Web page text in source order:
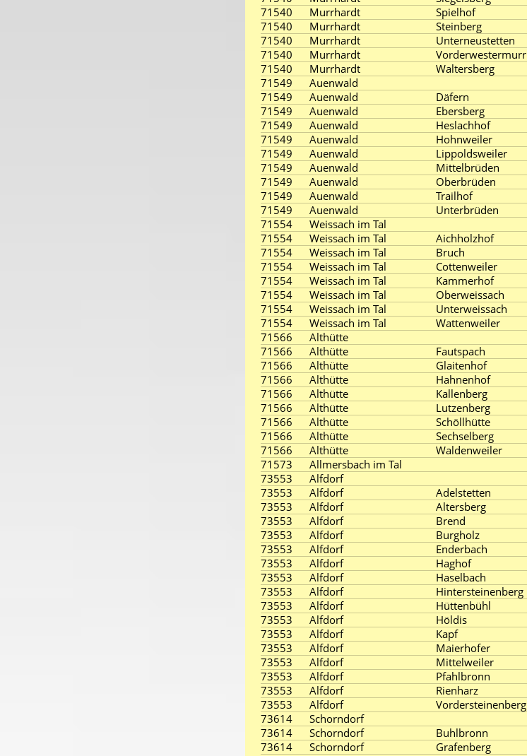
71540
Murrhardt Spielhof
71540
Murrhardt Steinberg
71540
Murrhardt Unterneustetten
71540
Murrhardt Vorderwestermurr
71540
Murrhardt Waltersberg
71549
Auenwald
71549
Auenwald Däfern
71549
Auenwald Ebersberg
71549
Auenwald Heslachhof
71549
Auenwald Hohnweiler
71549
Auenwald Lippoldsweiler
71549
Auenwald Mittelbrüden
71549
Auenwald Oberbrüden
71549
Auenwald Trailhof
71549
Auenwald Unterbrüden
71554
Weissach im Tal
71554
Weissach im Tal Aichholzhof
71554
Weissach im Tal Bruch
71554
Weissach im Tal Cottenweiler
71554
Weissach im Tal Kammerhof
71554
Weissach im Tal Oberweissach
71554
Weissach im Tal Unterweissach
71554
Weissach im Tal Wattenweiler
71566
Althütte
71566
Althütte Fautspach
71566
Althütte Glaitenhof
71566
Althütte Hahnenhof
71566
Althütte Kallenberg
71566
Althütte Lutzenberg
71566
Althütte Schöllhütte
71566
Althütte Sechselberg
71566
Althütte Waldenweiler
71573
Allmersbach im Tal
73553
Alfdorf
73553
Alfdorf Adelstetten
73553
Alfdorf Altersberg
73553
Alfdorf Brend
73553
Alfdorf Burgholz
73553
Alfdorf Enderbach
73553
Alfdorf Haghof
73553
Alfdorf Haselbach
73553
Alfdorf Hintersteinenberg
73553
Alfdorf Hüttenbühl
73553
Alfdorf Höldis
73553
Alfdorf Kapf
73553
Alfdorf Maierhofer
73553
Alfdorf Mittelweiler
73553
Alfdorf Pfahlbronn
73553
Alfdorf Rienharz
73553
Alfdorf Vordersteinenberg
73614
Schorndorf
73614
Schorndorf Buhlbronn
73614
Schorndorf Grafenberg